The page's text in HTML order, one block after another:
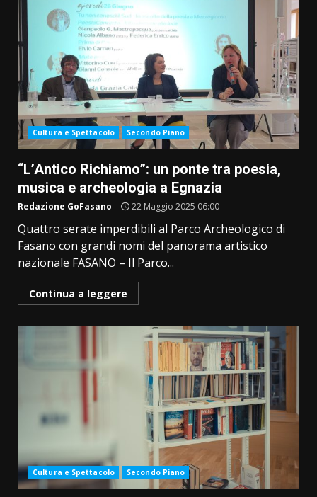
Cultura e Spettacolo Secondo Piano
“L’Antico Richiamo”: un ponte tra poesia,
musica e archeologia a Egnazia
Redazione GoFasano 22 Maggio 2025 06:00
Quattro serate imperdibili al Parco Archeologico di
Fasano con grandi nomi del panorama artistico
nazionale FASANO – Il Parco...
Continua a leggere
Cultura e Spettacolo Secondo Piano